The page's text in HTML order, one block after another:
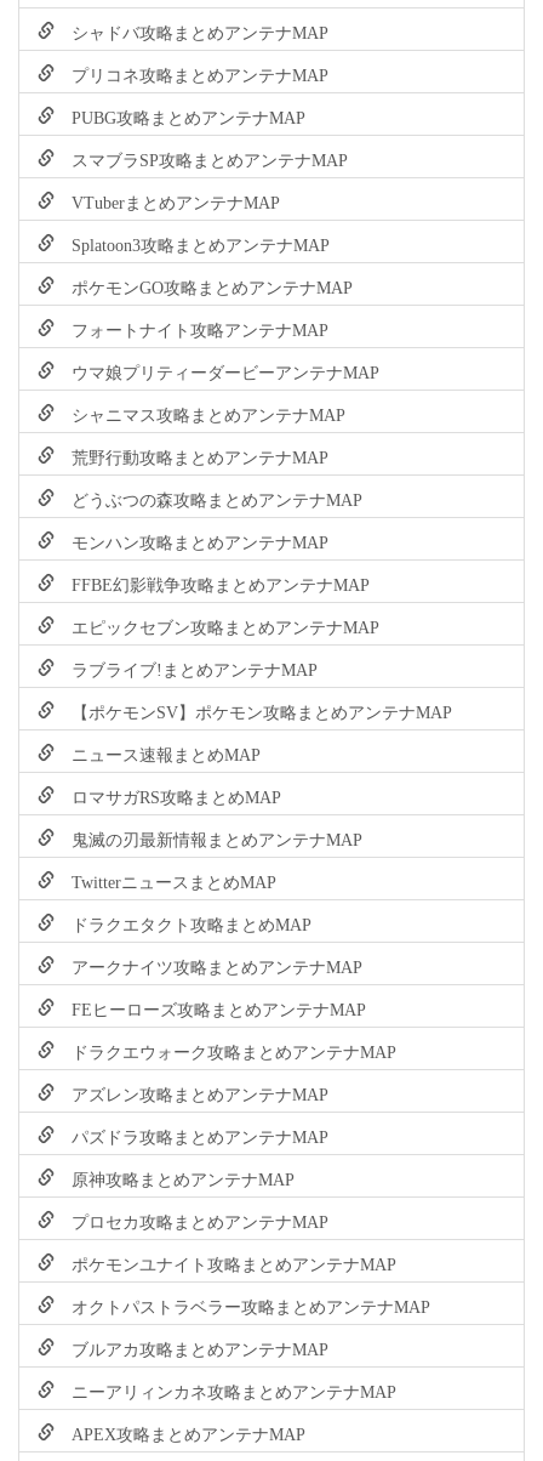
シャドバ攻略まとめアンテナMAP
プリコネ攻略まとめアンテナMAP
PUBG攻略まとめアンテナMAP
スマブラSP攻略まとめアンテナMAP
VTuberまとめアンテナMAP
Splatoon3攻略まとめアンテナMAP
ポケモンGO攻略まとめアンテナMAP
フォートナイト攻略アンテナMAP
ウマ娘プリティーダービーアンテナMAP
シャニマス攻略まとめアンテナMAP
荒野行動攻略まとめアンテナMAP
どうぶつの森攻略まとめアンテナMAP
モンハン攻略まとめアンテナMAP
FFBE幻影戦争攻略まとめアンテナMAP
エピックセブン攻略まとめアンテナMAP
ラブライブ!まとめアンテナMAP
【ポケモンSV】ポケモン攻略まとめアンテナMAP
ニュース速報まとめMAP
ロマサガRS攻略まとめMAP
鬼滅の刃最新情報まとめアンテナMAP
TwitterニュースまとめMAP
ドラクエタクト攻略まとめMAP
アークナイツ攻略まとめアンテナMAP
FEヒーローズ攻略まとめアンテナMAP
ドラクエウォーク攻略まとめアンテナMAP
アズレン攻略まとめアンテナMAP
パズドラ攻略まとめアンテナMAP
原神攻略まとめアンテナMAP
プロセカ攻略まとめアンテナMAP
ポケモンユナイト攻略まとめアンテナMAP
オクトパストラベラー攻略まとめアンテナMAP
ブルアカ攻略まとめアンテナMAP
ニーアリィンカネ攻略まとめアンテナMAP
APEX攻略まとめアンテナMAP